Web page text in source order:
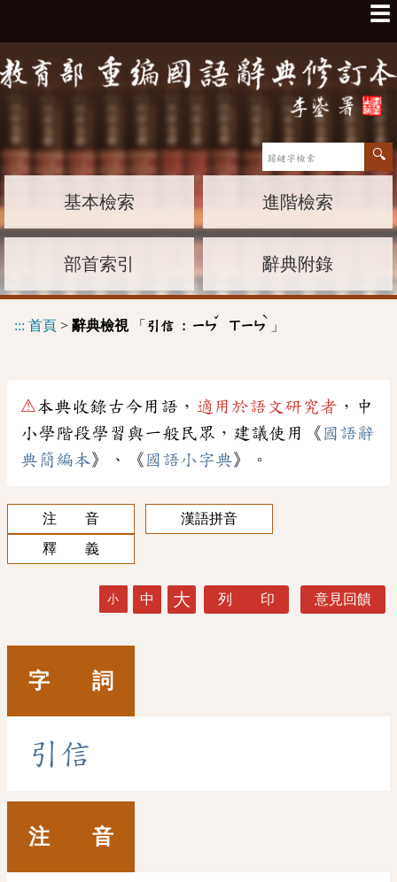
☰
基本檢索 進階檢索
部首索引 辭典附錄
::: 首頁 > 辭典檢視「 引信 : ㄧㄣ
ˇ
ㄒㄧㄣ
ˋ
」
⚠本典收錄古今用語， 適用於語文研究者 ，中
小學階段學習與一般民眾，建議使用《 國語辭
典簡編本》、《 國語小字典》。
注 音
漢語拼音
釋 義
小 中 大 列 印 意見回饋
字 詞
引 信
注 音